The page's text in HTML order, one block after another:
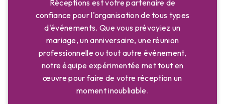
Réceptions est votre partenaire de
confiance pour l'organisation de tous types
d'événements. Que vous prévoyiez un
mariage, un anniversaire, une réunion
professionnelle ou tout autre événement,
notre équipe expérimentée met tout en
œuvre pour faire de votre réception un
moment inoubliable.